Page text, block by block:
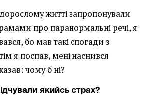
житті запропонували
про паранормальні речі, я
бо мав такі спогади з
я поспав, мені наснився
чому б ні?
якийсь страх?